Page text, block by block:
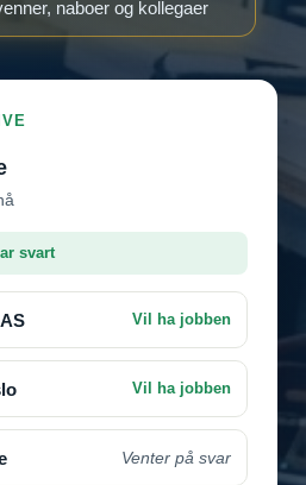
naboer og kollegaer
svart
Vil ha jobben